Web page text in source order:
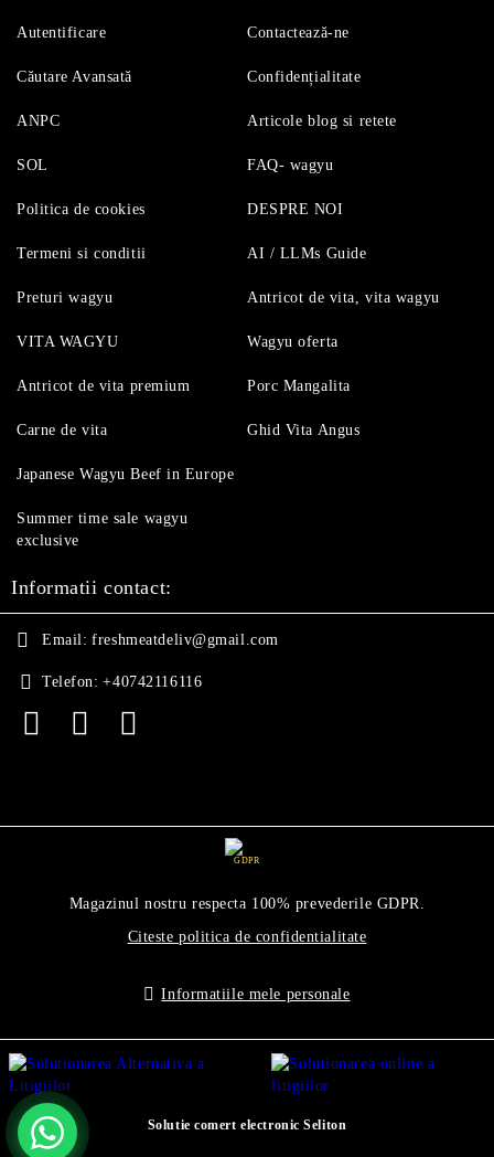
Autentificare
Căutare Avansată
Contactează-ne
Confidențialitate
ANPC
SOL
Politica de cookies
Termeni si conditii
Articole blog si retete
FAQ- wagyu
DESPRE NOI
AI / LLMs Guide
Preturi wagyu
VITA WAGYU
Antricot de vita premium
Carne de vita
Antricot de vita, vita wagyu
Wagyu oferta
Porc Mangalita
Ghid Vita Angus
Japanese Wagyu Beef in Europe
Summer time sale wagyu
exclusive
Informatii contact:
Email: freshmeatdeliv@gmail.com
Telefon: +40742116116
GDPR
Magazinul nostru respecta 100% prevederile GDPR.
Citeste politica de confidentialitate
Informatiile mele personale
Solutie comert electronic Seliton